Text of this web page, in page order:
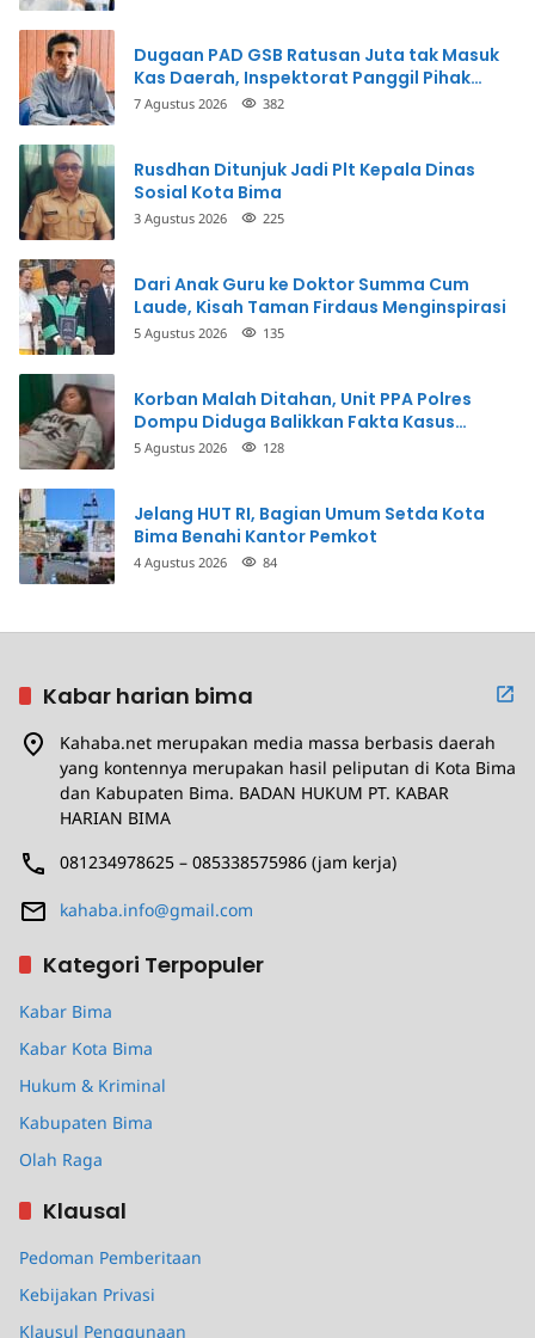
Dugaan PAD GSB Ratusan Juta tak Masuk
Kas Daerah, Inspektorat Panggil Pihak
Terkait
7 Agustus 2026 382
Rusdhan Ditunjuk Jadi Plt Kepala Dinas
Sosial Kota Bima
3 Agustus 2026 225
Dari Anak Guru ke Doktor Summa Cum
Laude, Kisah Taman Firdaus Menginspirasi
5 Agustus 2026 135
Korban Malah Ditahan, Unit PPA Polres
Dompu Diduga Balikkan Fakta Kasus
Penganiayaan
5 Agustus 2026 128
Jelang HUT RI, Bagian Umum Setda Kota
Bima Benahi Kantor Pemkot
4 Agustus 2026 84
Kabar harian bima
Kahaba.net merupakan media massa berbasis daerah
yang kontennya merupakan hasil peliputan di Kota Bima
dan Kabupaten Bima. BADAN HUKUM PT. KABAR
HARIAN BIMA
081234978625 – 085338575986 (jam kerja)
kahaba.info@gmail.com
Kategori Terpopuler
Kabar Bima
Kabar Kota Bima
Hukum & Kriminal
Kabupaten Bima
Olah Raga
Klausal
Pedoman Pemberitaan
Kebijakan Privasi
Klausul Penggunaan